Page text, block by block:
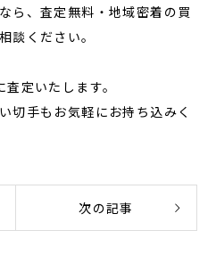
ら、査定無料・地域密着の買
談ください。
定いたします。
切手もお気軽にお持ち込みく
次の記事